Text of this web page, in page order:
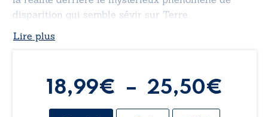
disparition qui semble sévir sur Terre.
Lire plus
18,99€ – 25,50€